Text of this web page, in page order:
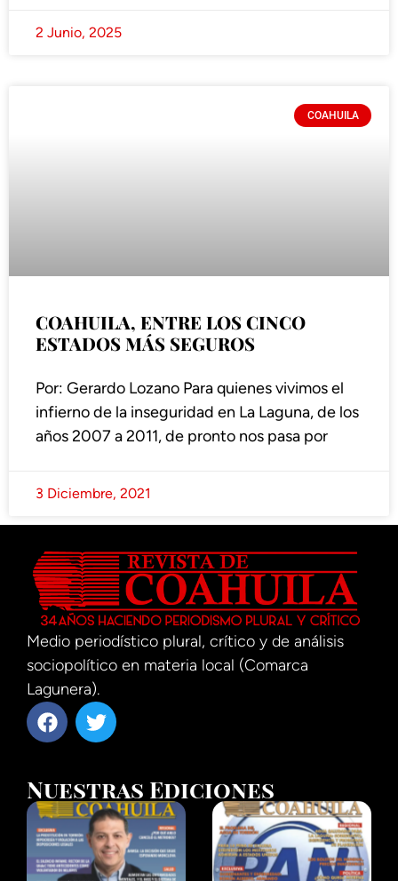
2 Junio, 2025
COAHUILA
COAHUILA, ENTRE LOS CINCO
ESTADOS MÁS SEGUROS
Por: Gerardo Lozano Para quienes vivimos el
infierno de la inseguridad en La Laguna, de los
años 2007 a 2011, de pronto nos pasa por
3 Diciembre, 2021
Medio periodístico plural, crítico y de análisis
sociopolítico en materia local (Comarca
Lagunera).
Nuestras Ediciones